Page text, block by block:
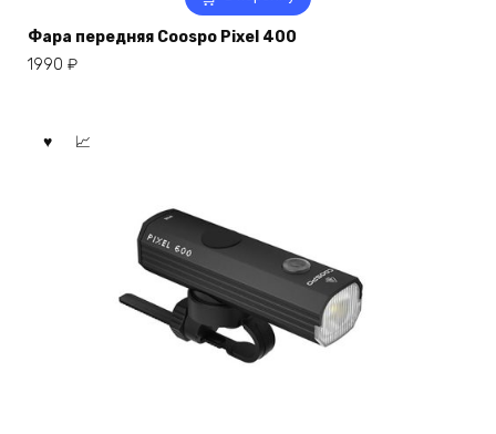
Фара передняя Coospo Pixel 400
1990 ₽